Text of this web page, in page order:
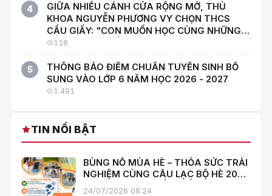
4
GIỮA NHIỀU CÁNH CỬA RỘNG MỞ, THỦ
KHOA NGUYỄN PHƯƠNG VY CHỌN THCS
CẦU GIẤY: "CON MUỐN HỌC CÙNG NHỮNG
NGƯỜI GIỎI NHẤT!"
118
5
THÔNG BÁO ĐIỂM CHUẨN TUYỂN SINH BỔ
SUNG VÀO LỚP 6 NĂM HỌC 2026 - 2027
1.491
TIN NỔI BẬT
BÙNG NỔ MÙA HÈ – THỎA SỨC TRẢI
NGHIỆM CÙNG CÂU LẠC BỘ HÈ 2026
TRƯỜNG THCS CẦU GIẤY!
24/07/2026 08:24